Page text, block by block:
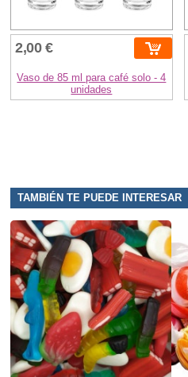
2,00 €
Vaso de 85 ml para café solo - 4
unidades
TAMBIÉN TE PUEDE INTERESAR